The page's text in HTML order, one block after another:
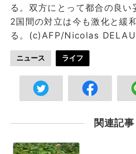
る。双方にとって都合の良い
2国間の対立は今も激化と緩
る。(c)AFP/Nicolas
ニュース ライフ
関連記事